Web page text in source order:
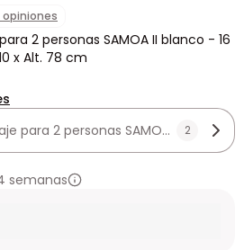
opiniones
2 personas SAMOA II blanco - 16
x Alt. 78 cm
para 2 personas SAMOA II blanco -
2
semanas